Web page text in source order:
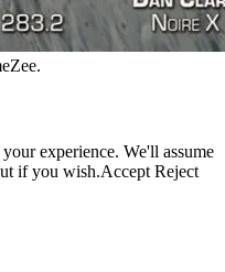
experience. We'll assume
if you wish.Accept Reject